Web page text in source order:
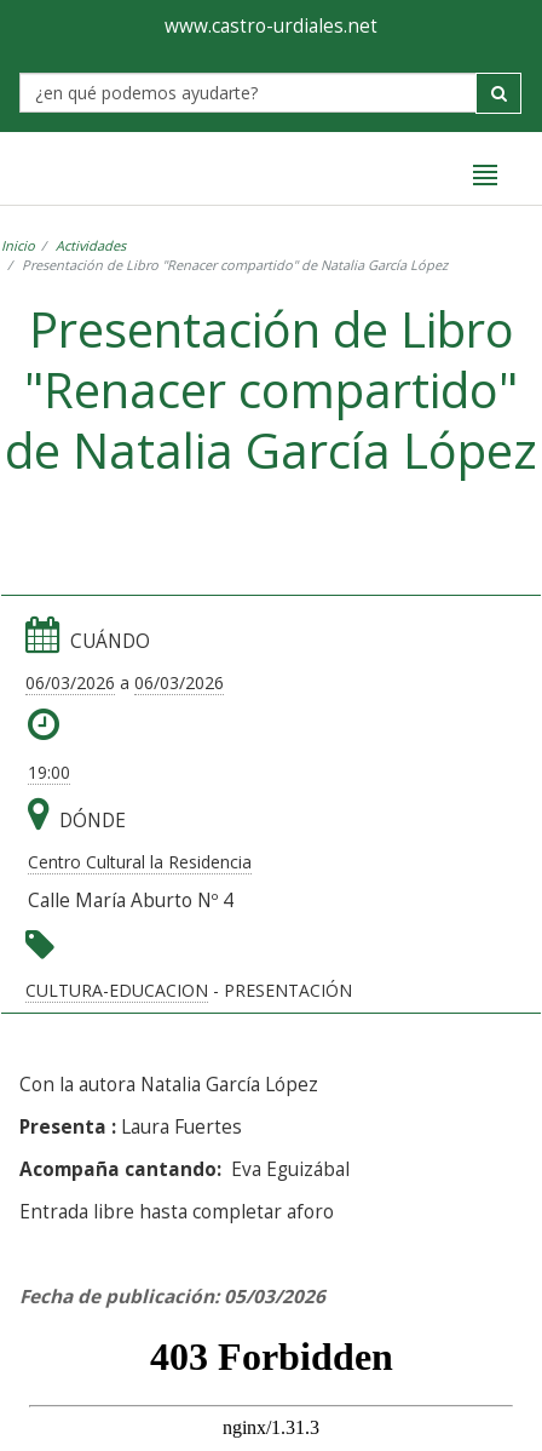
Ayuntamiento
de
Castro-
www.castro-urdiales.net
Label
Inicio
Actividades
Presentación de Libro "Renacer compartido" de Natalia García López
Presentación de Libro
"Renacer compartido"
de Natalia García López
CUÁNDO
06/03/2026 a 06/03/2026
19:00
DÓNDE
Centro Cultural la Residencia
Calle María Aburto Nº 4
CULTURA-EDUCACION - PRESENTACIÓN
Con la autora Natalia García López
Presenta : Laura Fuertes
Acompaña cantando: Eva Eguizábal
Entrada libre hasta completar aforo
Fecha de publicación: 05/03/2026